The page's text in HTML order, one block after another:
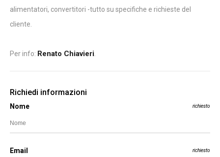
alimentatori, convertitori -tutto su specifiche e richieste del
cliente.
Per info: Renato Chiavieri
Richiedi informazioni
Nome richiesto
Email richiesto